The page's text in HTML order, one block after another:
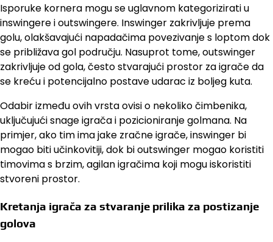
Isporuke kornera mogu se uglavnom kategorizirati u
inswingere i outswingere. Inswinger zakrivljuje prema
golu, olakšavajući napadačima povezivanje s loptom dok
se približava gol području. Nasuprot tome, outswinger
zakrivljuje od gola, često stvarajući prostor za igrače da
se kreću i potencijalno postave udarac iz boljeg kuta.
Odabir između ovih vrsta ovisi o nekoliko čimbenika,
uključujući snage igrača i pozicioniranje golmana. Na
primjer, ako tim ima jake zračne igrače, inswinger bi
mogao biti učinkovitiji, dok bi outswinger mogao koristiti
timovima s brzim, agilan igračima koji mogu iskoristiti
stvoreni prostor.
Kretanja igrača za stvaranje prilika za postizanje
golova